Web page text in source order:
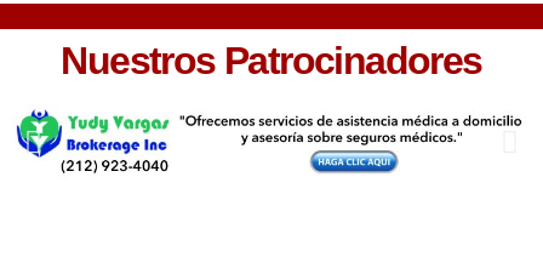
Nuestros Patrocinadores